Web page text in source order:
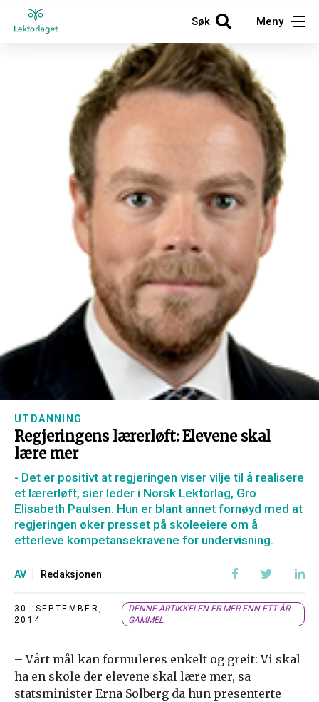
Søk Meny
UTDANNING
Regjeringens lærerløft: Elevene skal
lære mer
- Det er positivt at regjeringen viser vilje til å realisere
et lærerløft, sier leder i Norsk Lektorlag, Gro
Elisabeth Paulsen. Hun er blant annet fornøyd med at
regjeringen øker presset på skoleeiere om å
etterleve kompetansekravene for undervisning.
AV Redaksjonen
30. SEPTEMBER,
2014
DENNE ARTIKKELEN ER MER ENN ETT ÅR
GAMMEL
– Vårt mål kan formuleres enkelt og greit: Vi skal
ha en skole der elevene skal lære mer, sa
statsminister Erna Solberg da hun presenterte